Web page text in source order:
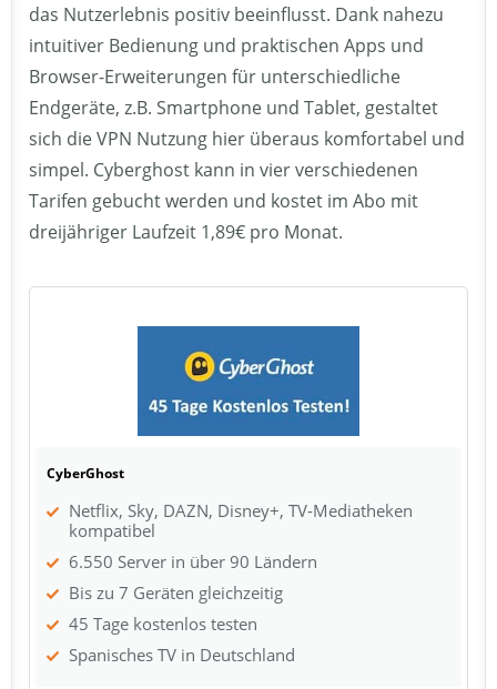
das Nutzerlebnis positiv beeinflusst. Dank nahezu
intuitiver Bedienung und praktischen Apps und
Browser-Erweiterungen für unterschiedliche
Endgeräte, z.B. Smartphone und Tablet, gestaltet
sich die VPN Nutzung hier überaus komfortabel und
simpel. Cyberghost kann in vier verschiedenen
Tarifen gebucht werden und kostet im Abo mit
dreijähriger Laufzeit 1,89€ pro Monat.
CyberGhost
Netflix, Sky, DAZN, Disney+, TV-Mediatheken
kompatibel
6.550 Server in über 90 Ländern
Bis zu 7 Geräten gleichzeitig
45 Tage kostenlos testen
Spanisches TV in Deutschland